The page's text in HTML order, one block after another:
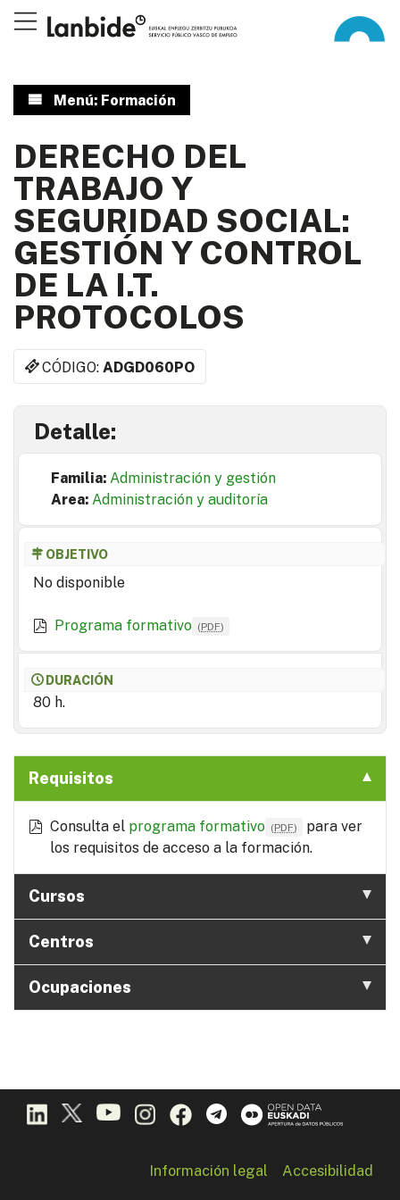
Menú: Formación
DERECHO DEL
TRABAJO Y
SEGURIDAD SOCIAL:
GESTIÓN Y CONTROL
DE LA I.T.
PROTOCOLOS
CÓDIGO:ADGD060PO
Detalle:
Familia: Administración y gestión
Area: Administración y auditoría
OBJETIVO
No disponible
Programa formativo (PDF)
DURACIÓN
80 h.
Requisitos
Consulta el programa formativo (PDF)
para ver
los requisitos de acceso a la formación.
Cursos
Centros
Ocupaciones
Información legal Accesibilidad